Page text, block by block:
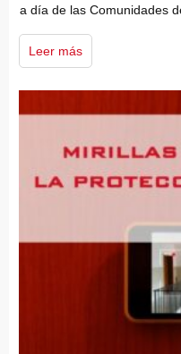
a día de las Comunidades
Leer más